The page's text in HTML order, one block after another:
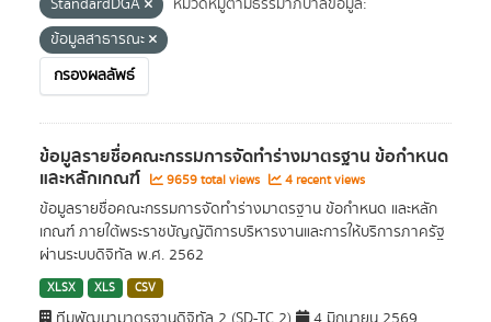
StandardDGA
หมวดหมู่ตามธรรมาภิบาลข้อมูล:
ข้อมูลสาธารณะ
กรองผลลัพธ์
ข้อมูลรายชื่อคณะกรรมการจัดทำร่างมาตรฐาน ข้อกำหนด
และหลักเกณฑ์ 9659 total views 4 recent views
ข้อมูลรายชื่อคณะกรรมการจัดทำร่างมาตรฐาน ข้อกำหนด และหลัก
เกณฑ์ ภายใต้พระราชบัญญัติการบริหารงานและการให้บริการภาครัฐ
ผ่านระบบดิจิทัล พ.ศ. 2562
XLSX XLS CSV